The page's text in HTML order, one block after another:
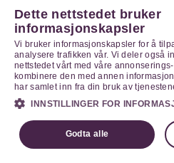
Dette nettstedet bruker
informasjonskapsler
Vi bruker informasjonskapsler for å
analysere trafikken vår. Vi deler også
nettstedet vårt med våre
kombinere den med annen
har samlet inn fra din bruk av
INNSTILLINGER FOR
Godta alle